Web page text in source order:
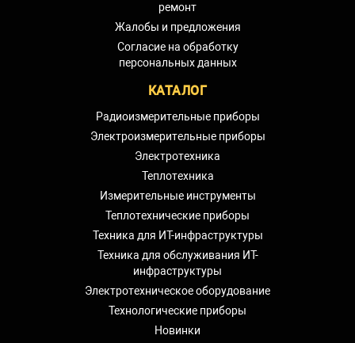
ремонт
Жалобы и предложения
Согласие на обработку
персональных данных
КАТАЛОГ
Радиоизмерительные приборы
Электроизмерительные приборы
Электротехника
Теплотехника
Измерительные инструменты
Теплотехнические приборы
Техника для ИТ-инфраструктуры
Техника для обслуживания ИТ-
инфраструктуры
Электротехническое оборудование
Технологические приборы
Новинки